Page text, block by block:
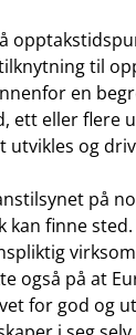
til
en
ett eller flere
utvikles og
på
kan finne
også på at
for god og